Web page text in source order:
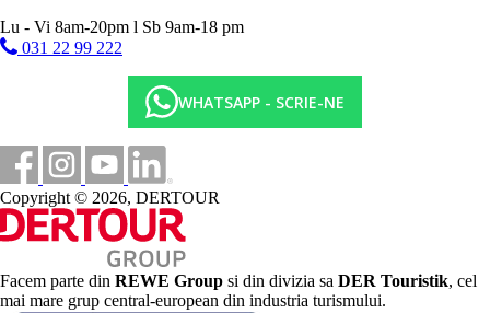
Activitati sportive contra cost
biliard
mic dejun si cina tip bufet
All Inclusive Ultra:
Restaurant principal: 7.00-7.30 mic dejun devreme
(selectie limitata), 7.30-10.30 mic dejun tip bufet, 12.30-
14.30 pranz tip bufet, 18.30-21.30 cina tip bufet. Cafea
Lu - Vi 8am-20pm l Sb 9am-18 pm
031 22 99 222
WHATSAPP - SCRIE-NE
Copyright © 2026, DERTOUR
Facem parte din REWE Group si din divizia sa DER Touristik, cel
mai mare grup central-european din industria turismului.